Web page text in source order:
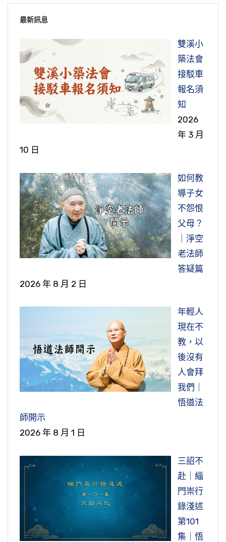
最新訊息
雙溪小
築法會
接駁車
報名須
知
2026
年 3 月
10 日
如何教
導子女
不怨恨
父母？
｜淨空
老法師
答疑篇
2026 年 8 月 2 日
年輕人
現在不
教，以
後沒有
人會拜
我們｜
悟道法
師開示
2026 年 8 月 1 日
三詔不
赴｜緇
門崇行
錄淺述
第101
集｜悟